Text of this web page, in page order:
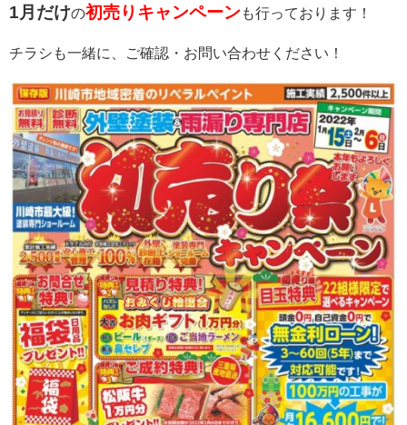
1月だけの初売りキャンペーン も行っております！
チラシも一緒に、ご確認・お問い合わせください！